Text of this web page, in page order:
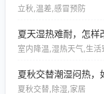
立秋,温差,感冒预防
夏天湿热难耐，怎样
室内降温,湿热天气,生活
夏秋交替潮湿闷热，
夏秋交替,除湿,家居